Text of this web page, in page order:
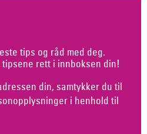
tips og råd med deg.
rett i innboksen din!
din, samtykker du til
i henhold til